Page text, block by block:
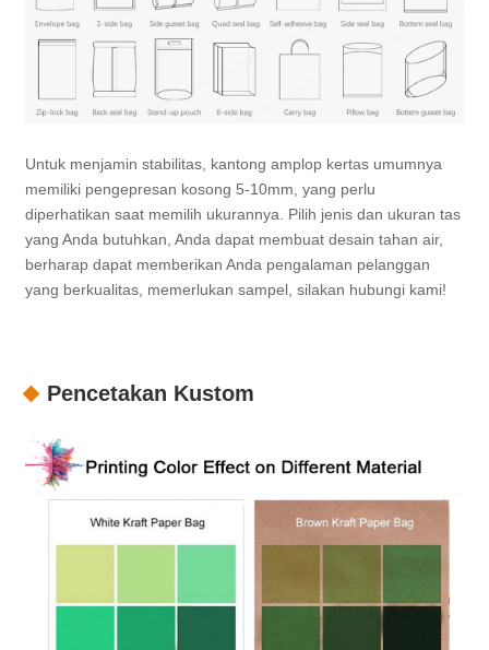
Untuk menjamin stabilitas, kantong amplop kertas umumnya
memiliki pengepresan kosong 5-10mm, yang perlu
diperhatikan saat memilih ukurannya. Pilih jenis dan ukuran tas
yang Anda butuhkan, Anda dapat membuat desain tahan air,
berharap dapat memberikan Anda pengalaman pelanggan
yang berkualitas, memerlukan sampel, silakan hubungi kami!
Pencetakan Kustom